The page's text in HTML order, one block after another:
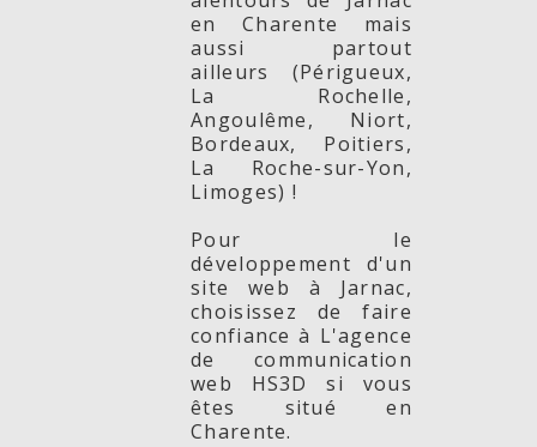
en Charente mais
aussi partout
ailleurs (Périgueux,
La Rochelle,
Angoulême, Niort,
Bordeaux, Poitiers,
La Roche-sur-Yon,
Limoges) !
Pour le
développement d'un
site web à Jarnac,
choisissez de faire
confiance à L'agence
de communication
web HS3D si vous
êtes situé en
Charente.